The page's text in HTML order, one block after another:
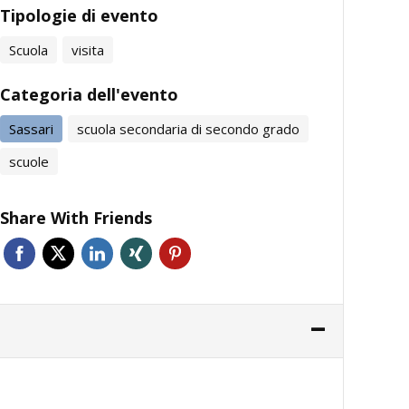
Tipologie di evento
Scuola visita
Categoria dell'evento
Sassari
scuola secondaria di secondo grado
scuole
Share With Friends